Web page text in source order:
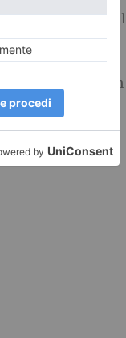
con
bicchiere di